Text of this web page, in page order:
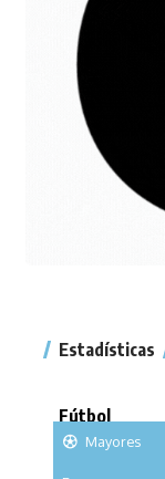
Estadísticas
Fútbol
Mayores